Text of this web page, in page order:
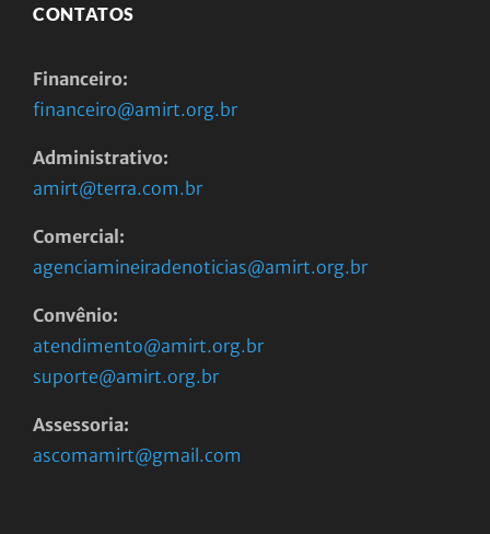
CONTATOS
Financeiro:
financeiro@amirt.org.br
Administrativo:
amirt@terra.com.br
Comercial:
agenciamineiradenoticias@amirt.org.br
Convênio:
atendimento@amirt.org.br
suporte@amirt.org.br
Assessoria:
ascomamirt@gmail.com